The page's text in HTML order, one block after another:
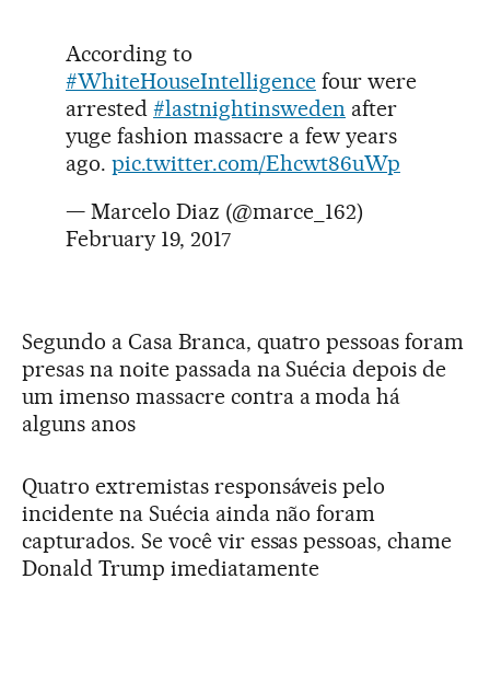
According to
#WhiteHouseIntelligence four were
arrested #lastnightinsweden after
yuge fashion massacre a few years
ago. pic.twitter.com/Ehcwt86uWp
— Marcelo Diaz (@marce_162)
February 19, 2017
Segundo a Casa Branca, quatro pessoas foram
presas na noite passada na Suécia depois de
um imenso massacre contra a moda há
alguns anos
Quatro extremistas responsáveis pelo
incidente na Suécia ainda não foram
capturados. Se você vir essas pessoas, chame
Donald Trump imediatamente